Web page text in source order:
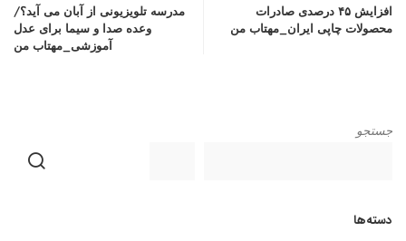
افزایش ۴۵ درصدی صادرات
محصولات چاپی ایران_مهتاب من
مدرسه تلویزیونی از آبان می آید؟/
وعده صدا و سیما برای عدل
آموزشی_مهتاب من
جستجو
دسته‌ها